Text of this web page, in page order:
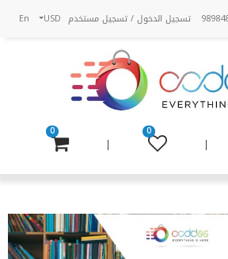
تسجيل الدخول/تسجيل مستخدم USD
En
0
0